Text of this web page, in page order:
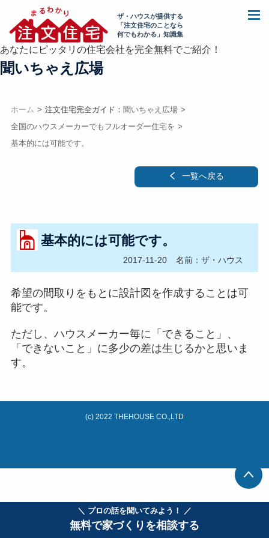
＼ プロの話を聞いてみよう！ ／
無料で家づくりを相談する
ザ・ハウスが提供する
「注文住宅のことなら
何でもわかる」知識集
あなたにピッタリの住宅会社を完全無料でご紹介！
聞いちゃえ広場
ホーム 注文住宅完全ガイド： 聞いちゃえ広場
全国のハウスメーカーでもフルオーダー住宅を
基本的には可能です。
一覧へ戻る
基本的には可能です。
2017-11-20 名前：ザ・ハウス
希望の間取りをもとに設計図を作成することは可
能です。
ただし、ハウスメーカー毎に「できること」、
「できないこと」に多少の差は生じるかと思いま
す。
(c) 2022 THEHOUSE CO.,LTD